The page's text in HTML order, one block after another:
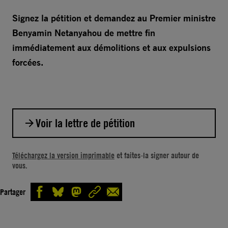
Signez la pétition et demandez au Premier ministre
Benyamin Netanyahou de mettre fin
immédiatement aux démolitions et aux expulsions
forcées.
Voir la lettre de pétition
préoccupation concernant les dépossessions
et les démolitions d’habitations dont sont
Téléchargez la version imprimable et faites-la signer autour de
vous.
Partager